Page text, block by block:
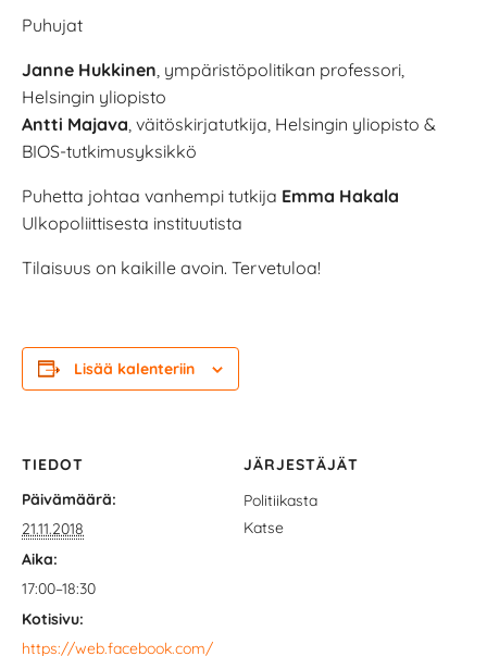
Puhujat
Janne Hukkinen , ympäristöpolitikan professori,
Helsingin yliopisto
Antti Majava , väitöskirjatutkija, Helsingin yliopisto &
BIOS-tutkimusyksikkö
Puhetta johtaa vanhempi tutkija Emma Hakala
Ulkopoliittisesta instituutista
Tilaisuus on kaikille avoin. Tervetuloa!
Lisää kalenteriin
TIEDOT
Päivämäärä:
21.11.2018
Aika:
17:00–18:30
Kotisivu:
https://web.facebook.com/
JÄRJESTÄJÄT
Politiikasta
Katse